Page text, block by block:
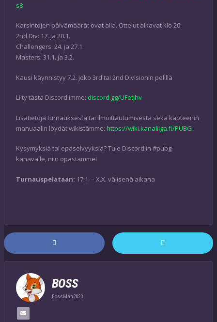
s8
Karsintojen päivämäärät ovat alla. Ottelut alkavat klo 20:
2nd Div: 17. ja 20.1.
Challengers: 24. ja 27.1.
Masters: 31.1. ja 3.2.
Kausi käynnistyy 7.2. joko 3rd tai 2nd Divisionin pelillä
Liity tästä Discordiimme: discord.gg/UFetjhv
Lisätietoja turnauksesta tai ilmoittautumisesta sekä kapteenin
manuaalin löydät wikistämme: https://wiki.kanaliiga.fi/PUBG
Kysymyksiä tai epäselvyyksiä? Tule Discordiin #pubg-
kanavalle, niin opastamme!
Turnauspelataan: 17.1. – X.X. välisenä aikana
BOSS
BossMan2023